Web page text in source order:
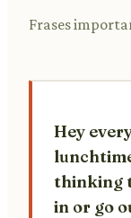
Frases
Hey
thinking
in or go